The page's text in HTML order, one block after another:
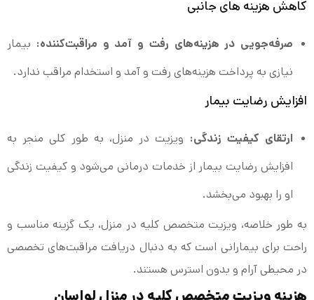
کاهش هزینه‌ های جانبی
صرفه‌جویی در هزینه‌های رفت و آمد و مراقبت‌کننده:بیمار
نیازی به پرداخت هزینه‌های رفت و آمد و استخدام مراقب ندارد.
افزایش رضایت بیمار
ارتقای کیفیت زندگی:ویزیت در منزل، به طور کلی منجر به
افزایش رضایت بیمار از خدمات درمانی می‌شود و کیفیت زندگی
او را بهبود می‌بخشد.
به طور خلاصه، ویزیت متخصص کلیه در منزل، یک گزینه مناسب و
راحت برای بیمارانی است که به دنبال دریافت مراقبت‌های تخصصی
در محیطی آرام و بدون استرس هستند.